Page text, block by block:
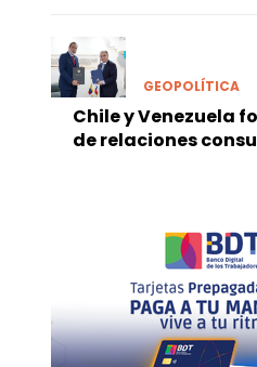
GEOPOLÍTICA
Chile y Venezuela
de relaciones